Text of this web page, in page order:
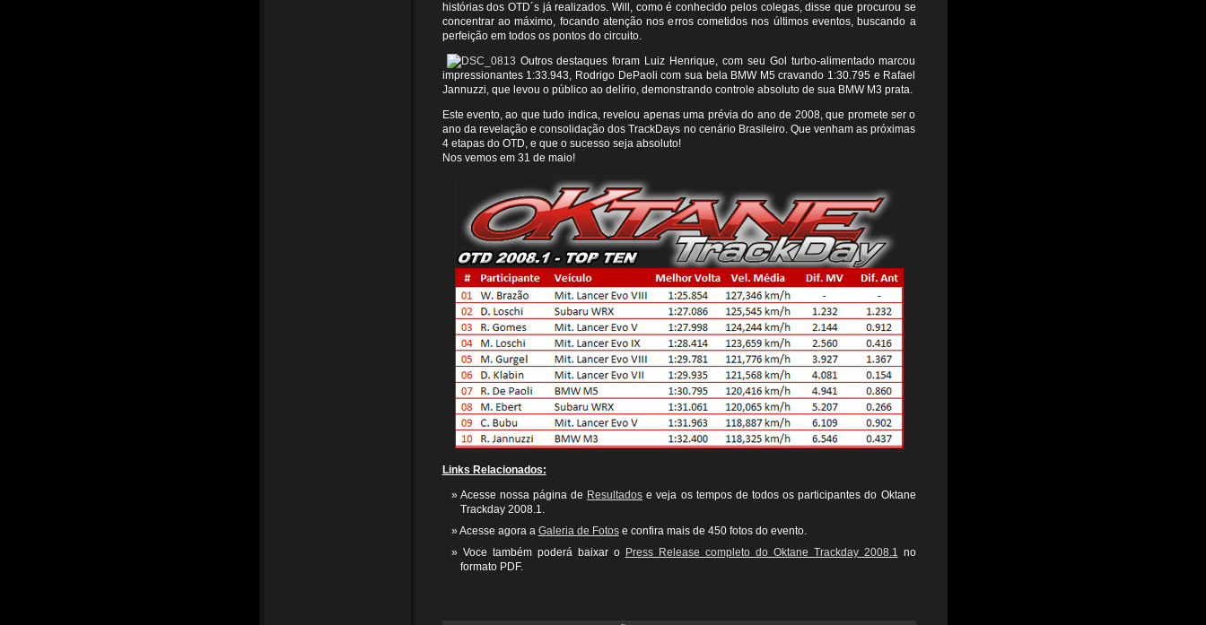
histórias dos OTD´s já realizados. Will, como é conhecido pelos colegas, disse que procurou se
concentrar ao máximo, focando atenção nos erros cometidos nos últimos eventos, buscando a
perfeição em todos os pontos do circuito.
Outros destaques foram Luiz Henrique, com seu Gol turbo-alimentado marcou
impressionantes 1:33.943, Rodrigo DePaoli com sua bela BMW M5 cravando 1:30.795 e Rafael
Jannuzzi, que levou o público ao delírio, demonstrando controle absoluto de sua BMW M3 prata.
Este evento, ao que tudo indica, revelou apenas uma prévia do ano de 2008, que promete ser o
ano da revelação e consolidação dos TrackDays no cenário Brasileiro. Que venham as próximas
4 etapas do OTD, e que o sucesso seja absoluto!
Nos vemos em 31 de maio!
Links Relacionados:
Acesse nossa página de Resultados e veja os tempos de todos os participantes do Oktane
Trackday 2008.1.
Acesse agora a Galeria de Fotose confira mais de 450 fotos do evento.
Voce também poderá baixar o Press Release completo do Oktane Trackday 2008.1 no
formato PDF.